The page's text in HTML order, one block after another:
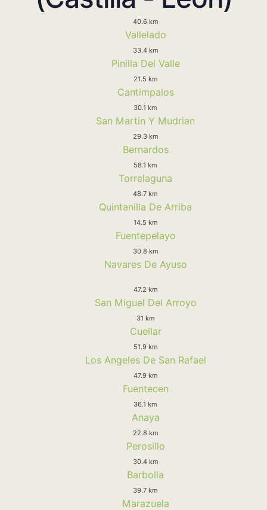
40.6 km
Vallelado
33.4 km
Pinilla Del Valle
21.5 km
Cantimpalos
30.1 km
San Martin Y Mudrian
29.3 km
Bernardos
58.1 km
Torrelaguna
48.7 km
Quintanilla De Arriba
14.5 km
Fuentepelayo
30.8 km
Navares De Ayuso
47.2 km
San Miguel Del Arroyo
31 km
Cuellar
51.9 km
Los Angeles De San Rafael
47.9 km
Fuentecen
36.1 km
Anaya
22.8 km
Perosillo
30.4 km
Barbolla
39.7 km
Marazuela